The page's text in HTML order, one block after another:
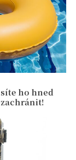
ho hned
zachránit!